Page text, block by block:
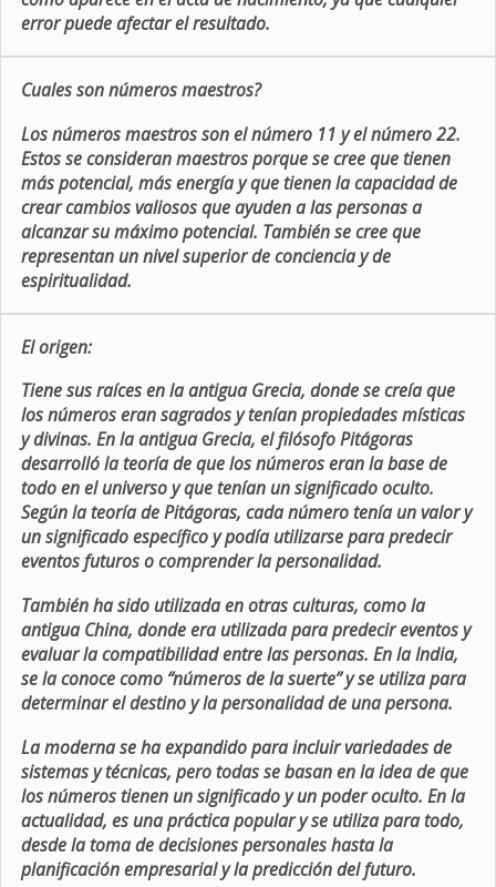
error puede afectar el resultado.
Cuales son números maestros?
Los números maestros son el número 11 y el número 22.
Estos se consideran maestros porque se cree que tienen
más potencial, más energía y que tienen la capacidad de
crear cambios valiosos que ayuden a las personas a
alcanzar su máximo potencial. También se cree que
representan un nivel superior de conciencia y de
espiritualidad.
El origen:
Tiene sus raíces en la antigua Grecia, donde se creía que
los números eran sagrados y tenían propiedades místicas
y divinas. En la antigua Grecia, el filósofo Pitágoras
desarrolló la teoría de que los números eran la base de
todo en el universo y que tenían un significado oculto.
Según la teoría de Pitágoras, cada número tenía un valor y
un significado específico y podía utilizarse para predecir
eventos futuros o comprender la personalidad.
También ha sido utilizada en otras culturas, como la
antigua China, donde era utilizada para predecir eventos y
evaluar la compatibilidad entre las personas. En la India,
se la conoce como “números de la suerte” y se utiliza para
determinar el destino y la personalidad de una persona.
La moderna se ha expandido para incluir variedades de
sistemas y técnicas, pero todas se basan en la idea de que
los números tienen un significado y un poder oculto. En la
actualidad, es una práctica popular y se utiliza para todo,
desde la toma de decisiones personales hasta la
planificación empresarial y la predicción del futuro.